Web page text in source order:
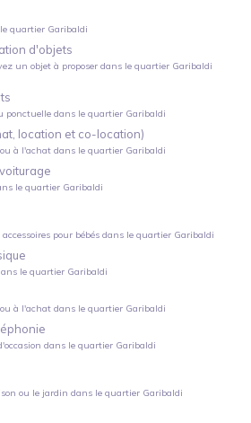
quartier Garibaldi
d'objets
un objet à proposer dans le quartier Garibaldi
ponctuelle dans le quartier Garibaldi
location et co-location)
à l'achat dans le quartier Garibaldi
le quartier Garibaldi
pour bébés dans le quartier Garibaldi
le quartier Garibaldi
à l'achat dans le quartier Garibaldi
dans le quartier Garibaldi
ou le jardin dans le quartier Garibaldi